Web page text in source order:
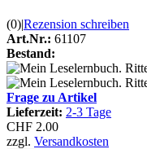
(0)|Rezension schreiben
Art.Nr.: 61107
Bestand:
Frage zu Artikel
Lieferzeit: 2-3 Tage
CHF 2.00
zzgl. Versandkosten